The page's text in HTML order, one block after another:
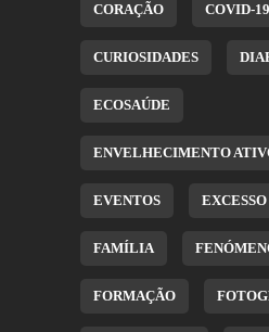
CORAÇÃO COVID-19
CURIOSIDADES
ECOSAÚDE
ENVELHECIMENTO
EVENTOS
FAMÍLIA
FORMAÇÃO